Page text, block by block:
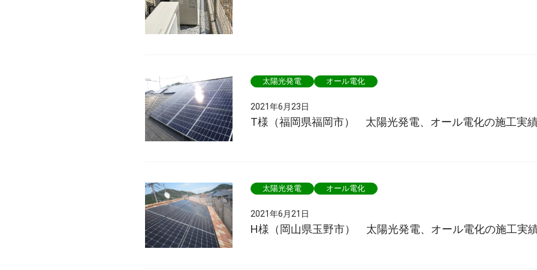
太陽光発電 オール電化
2021年6月23日
T様（福岡県福岡市） 太陽光発電、オール電化の施工実
太陽光発電 オール電化
2021年6月21日
H様（岡山県玉野市） 太陽光発電、オール電化の施工実